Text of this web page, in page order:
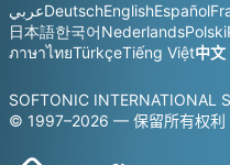
عربيDeutschEnglishEspañol
日本語한국어NederlandsPolski
ภาษาไทยTürkçeTiếng Việt中文
SOFTONIC INTERNATIONAL
© 1997–2026 — 保留所有权利